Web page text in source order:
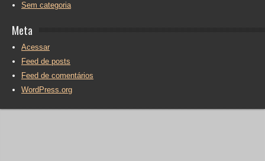
Sem categoria
Meta
Acessar
Feed de posts
Feed de comentários
WordPress.org